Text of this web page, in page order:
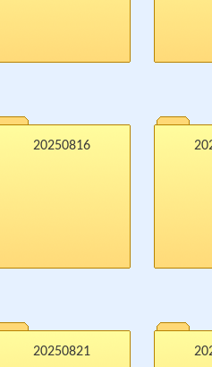
20250816
20250821